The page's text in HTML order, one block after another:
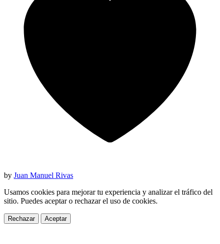
by Juan Manuel Rivas
Usamos cookies para mejorar tu experiencia y analizar el tráfico del
sitio. Puedes aceptar o rechazar el uso de cookies.
Rechazar Aceptar